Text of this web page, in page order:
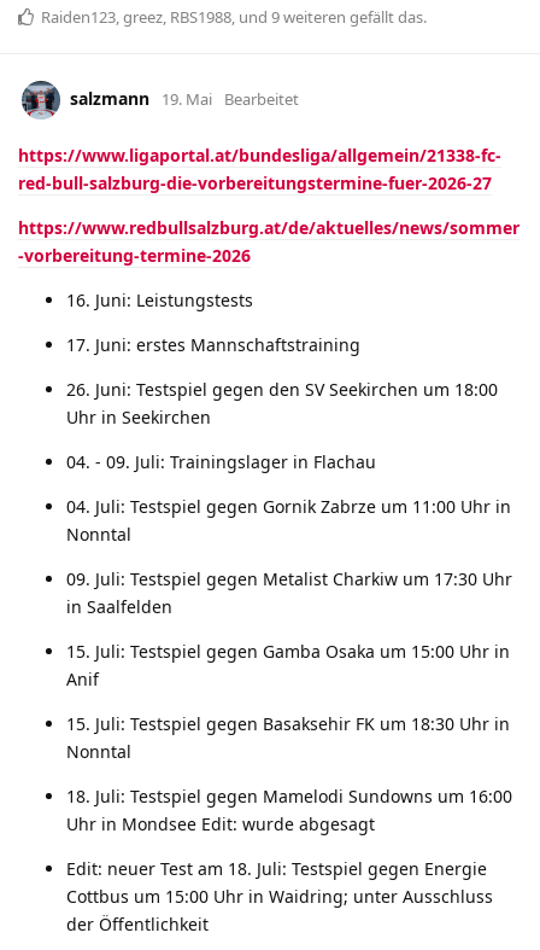
Raiden123,greez, RBS1988, und 9weiteren gefällt das.
salzmann 19. Mai Bearbeitet
https://www.ligaportal.at/bundesliga/allgemein/21338-fc-
red-bull-salzburg-die-vorbereitungstermine-fuer-2026-27
https://www.redbullsalzburg.at/de/aktuelles/news/sommer
-vorbereitung-termine-2026
16. Juni: Leistungstests
17. Juni: erstes Mannschaftstraining
26. Juni: Testspiel gegen den SV Seekirchen um 18:00
Uhr in Seekirchen
04. - 09. Juli: Trainingslager in Flachau
04. Juli: Testspiel gegen Gornik Zabrze um 11:00 Uhr in
Nonntal
09. Juli: Testspiel gegen Metalist Charkiw um 17:30 Uhr
in Saalfelden
15. Juli: Testspiel gegen Gamba Osaka um 15:00 Uhr in
Anif
15. Juli: Testspiel gegen Basaksehir FK um 18:30 Uhr in
Nonntal
18. Juli: Testspiel gegen Mamelodi Sundowns um 16:00
Uhr in Mondsee Edit: wurde abgesagt
Edit: neuer Test am 18. Juli: Testspiel gegen Energie
Cottbus um 15:00 Uhr in Waidring; unter Ausschluss
der Öffentlichkeit